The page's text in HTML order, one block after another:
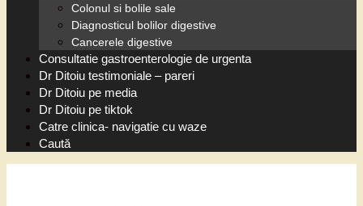
Colonul si bolile sale
Diagnosticul bolilor digestive
Cancerele digestive
Consultatie gastroenterologie de urgenta
Dr Ditoiu testimoniale – pareri
Dr Ditoiu pe media
Dr Ditoiu pe tiktok
Catre clinica- navigatie cu waze
Caută